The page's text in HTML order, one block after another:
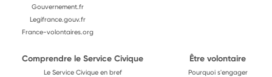
Gouvernement.fr
Legifrance.gouv.fr
France-volontaires.org
Comprendre le Service Civique
Le Service Civique en bref
Être volontaire
Pourquoi s'engager